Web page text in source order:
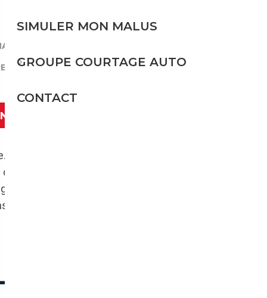
?
BMW EN ALLEMAGNE ?
Malgré le contexte morose, et
ses
et commence déjà à se ressentir
par effet domino, auront de beaux
TOUJOURS
SIMULER MON MALUS
GROUPE COURTAGE AUTO
CONTACT